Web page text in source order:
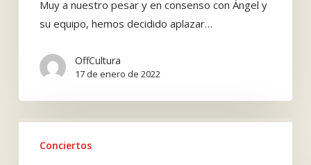
Stanich
Muy a nuestro pesar y en consenso con Ángel y
su equipo, hemos decidido aplazar…
OffCultura
17 de enero de 2022
Concierto
Conciertos